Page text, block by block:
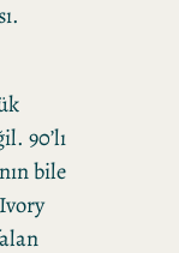
90’lı
bile